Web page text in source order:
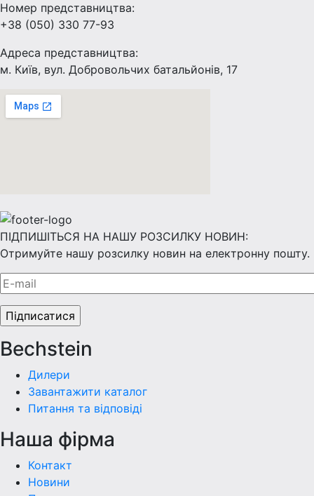
Номер представництва:
+38 (050) 330 77-93
Адреса представництва:
м. Київ, вул. Добровольчих батальйонів, 17
ПІДПИШІТЬСЯ НА НАШУ РОЗСИЛКУ НОВИН:
Отримуйте нашу розсилку новин на електронну пошту.
Bechstein
Дилери
Завантажити каталог
Питання та відповіді
Наша фiрма
Контакт
Новини